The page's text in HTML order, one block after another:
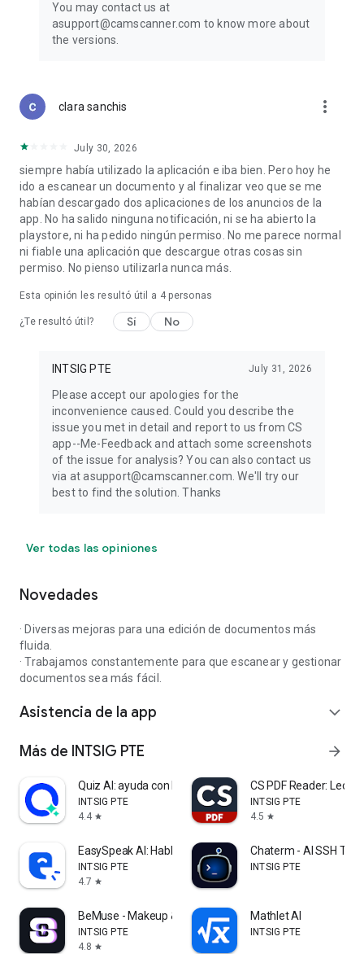
You may contact us at
asupport@camscanner.com to know more about
the versions.
clara sanchis more_vert
July 30, 2026
siempre había utilizado la aplicación e iba bien. Pero hoy he
ido a escanear un documento y al finalizar veo que se me
habían descargado dos aplicaciones de los anuncios de la
app. No ha salido ninguna notificación, ni se ha abierto la
playstore, ni ha pedido ningún permiso. No me parece normal
ni fiable una aplicación que descargue otras cosas sin
permiso. No pienso utilizarla nunca más.
Esta opinión les resultó útil a 4personas
¿Te resultó útil? Sí No
INTSIG PTE July 31, 2026
Please accept our apologies for the
inconvenience caused. Could you describe the
issue you met in detail and report to us from CS
app--Me-Feedback and attach some screenshots
of the issue for analysis? You can also contact us
via at asupport@camscanner.com. We'll try our
best to find the solution. Thanks
Ver todas las opiniones
Novedades
· Diversas mejoras para una edición de documentos más
fluida.
· Trabajamos constantemente para que escanear y gestionar
documentos sea más fácil.
Asistencia de la app expand_more
Más de INTSIG PTE arrow_forward
Quiz AI: ayuda con las tareas
INTSIG PTE
4.4 star
CS PDF Reader: Lector
INTSIG PTE
4.5 star
EasySpeak AI: Habla Inglés
INTSIG PTE
4.7 star
Chaterm - AI SSH
INTSIG PTE
BeMuse - Makeup & Beauty
INTSIG PTE
4.8 star
Mathlet AI
INTSIG PTE